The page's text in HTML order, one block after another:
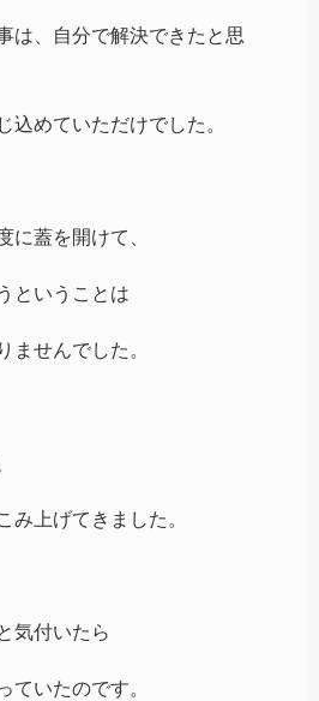
は、自分で解決できたと思
込めていただけでした。
に蓋を開けて、
ということは
ませんでした。
み上げてきました。
気付いたら
ていたのです。